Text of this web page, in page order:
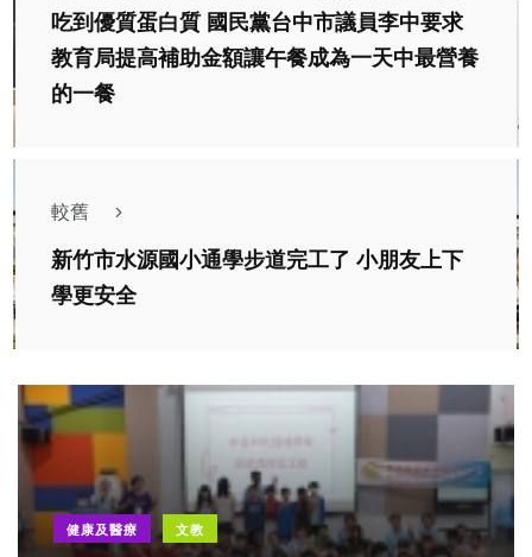
吃到優質蛋白質 國民黨台中市議員李中要求
教育局提高補助金額讓午餐成為一天中最營養
的一餐
較舊
新竹市水源國小通學步道完工了 小朋友上下
學更安全
健康及醫療 文教